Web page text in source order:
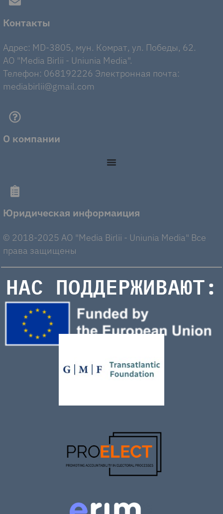
Контакты
Адрес: MD-3805, мун. Комрат, ул. Победы, 62.
AO "Media Birlii - Uniunia Media".
Телефон: 068192226 Электронная почта:
mediabirlii@gmail.com
О компании
Юридическая информаиция
© 2018-2025 AO "Media Birlii - Uniunia Media" Все
права защищены
НАС ПОДДЕРЖИВАЮТ: